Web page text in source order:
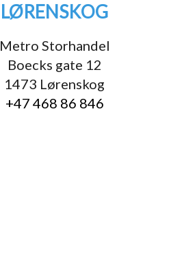
LØRENSKOG
Metro Storhandel
Boecks gate 12
1473 Lørenskog
+47 468 86 846